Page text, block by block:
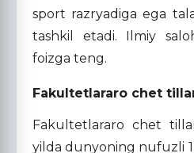
sport razryadiga ega
tashkil etadi. Ilmiy
foizga teng.
Fakultetlararo chet
Fakultetlararo chet
yilda dunyoning nufuzli